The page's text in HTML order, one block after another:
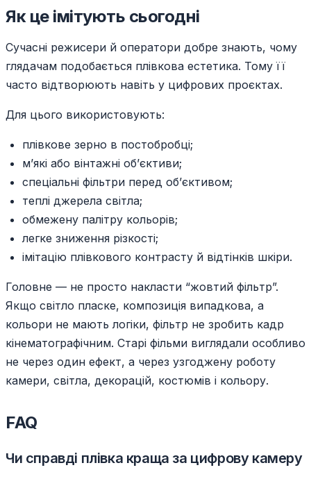
Як це імітують сьогодні
Сучасні режисери й оператори добре знають, чому
глядачам подобається плівкова естетика. Тому її
часто відтворюють навіть у цифрових проєктах.
Для цього використовують:
плівкове зерно в постобробці;
м’які або вінтажні об’єктиви;
спеціальні фільтри перед об’єктивом;
теплі джерела світла;
обмежену палітру кольорів;
легке зниження різкості;
імітацію плівкового контрасту й відтінків шкіри.
Головне — не просто накласти “жовтий фільтр”.
Якщо світло пласке, композиція випадкова, а
кольори не мають логіки, фільтр не зробить кадр
кінематографічним. Старі фільми виглядали особливо
не через один ефект, а через узгоджену роботу
камери, світла, декорацій, костюмів і кольору.
FAQ
Чи справді плівка краща за цифрову камеру